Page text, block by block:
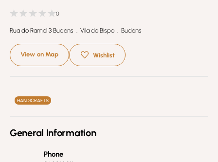
0
Rua do Ramal 3 Budens . Vila do Bispo . Budens
View on Map Wishlist
HANDICRAFTS
General Information
Phone